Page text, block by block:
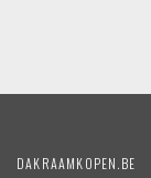
DAKRAAMKOPEN.BE